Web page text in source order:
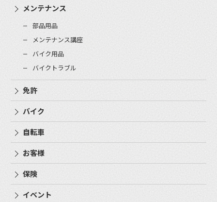
メンテナンス
部品用品
メンテナンス講座
バイク用品
バイクトラブル
免許
バイク
自転車
お客様
保険
イベント